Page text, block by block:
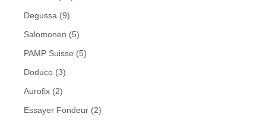
Degussa (9)
Salomonen (5)
PAMP Suisse (5)
Doduco (3)
Aurofix (2)
Essayer Fondeur (2)